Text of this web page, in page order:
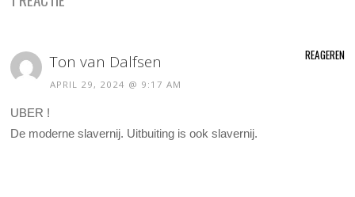
Ton van Dalfsen
APRIL 29, 2024 @ 9:17 AM
UBER !
De moderne slavernij. Uitbuiting is ook slavernij.
REAGEREN